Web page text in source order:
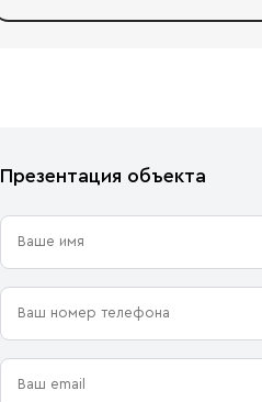
Презентация объекта